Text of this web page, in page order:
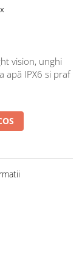
vision, unghi
apă IPX6 si praf